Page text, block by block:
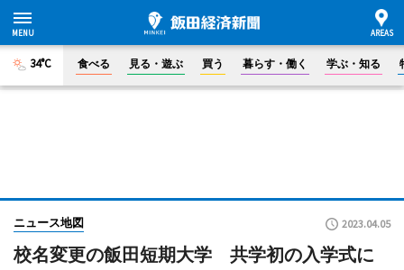
34°C 食べる 見る・遊ぶ 買う 暮らす・働く 学ぶ・知る
ニュース地図 2023.04.05
校名変更の飯田短期大学 共学初の入学式に